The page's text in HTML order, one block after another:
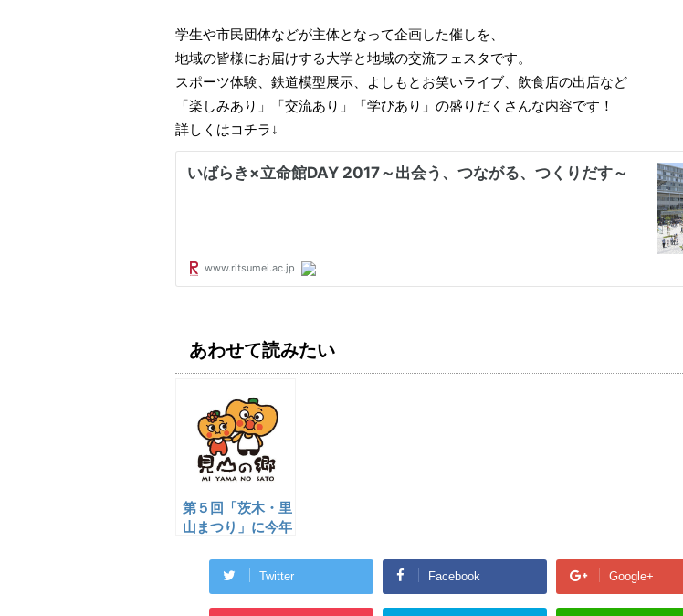
学生や市民団体などが主体となって企画した催しを、
地域の皆様にお届けする大学と地域の交流フェスタです。
スポーツ体験、鉄道模型展示、よしもとお笑いライブ、飲食店の出店など
「楽しみあり」「交流あり」「学びあり」の盛りだくさんな内容です！
詳しくはコチラ↓
あわせて読みたい
第５回「茨木・里
山まつり」に今年
Twitter Facebook Google+